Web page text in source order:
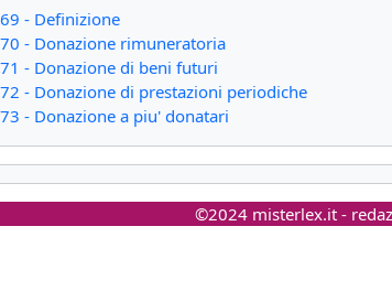
- Definizione
- Donazione rimuneratoria
- Donazione di beni futuri
- Donazione di prestazioni periodiche
- Donazione a piu' donatari
©2024 misterlex.it -